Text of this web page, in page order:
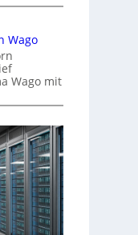
Wago
Wago mit